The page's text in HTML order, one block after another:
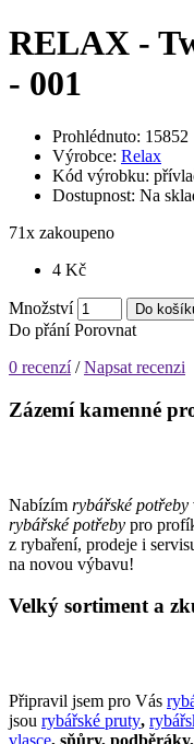
RELAX -
- 001
Prohlédnuto: 15852
Výrobce: Relax
Kód výrobku:
Dostupnost: Na
71x zakoupeno
4 Kč
Množství Do
Do přání Porovnat
0 recenzí/Napsat recenzi
Zázemí kamenné
Nabízím rybářské potřeby
rybářské potřeby pro
z rybaření, prodeje i
na novou výbavu!
Velký sortiment a
Připravil jsem pro Vás
jsou rybářské pruty,
vlasce, sňůry,